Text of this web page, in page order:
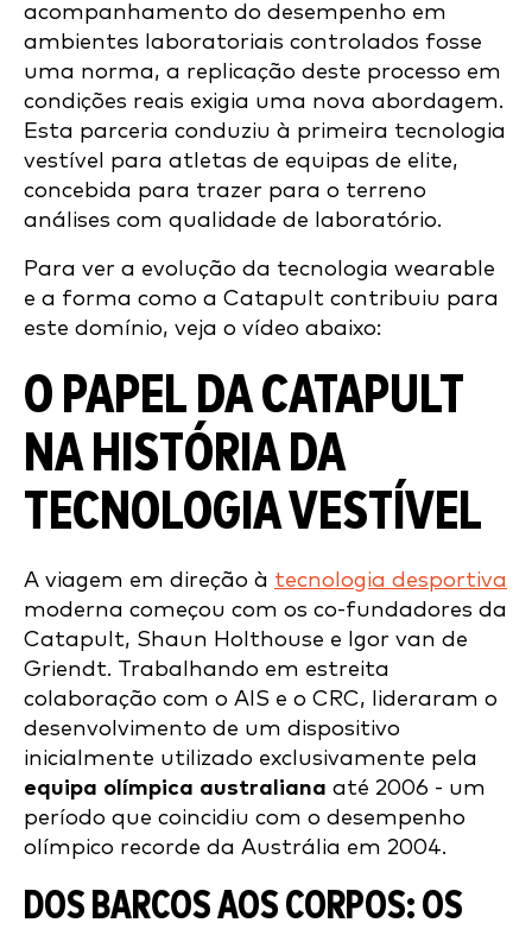
acompanhamento do desempenho em
ambientes laboratoriais controlados fosse
uma norma, a replicação deste processo em
condições reais exigia uma nova abordagem.
Esta parceria conduziu à primeira tecnologia
vestível para atletas de equipas de elite,
concebida para trazer para o terreno
análises com qualidade de laboratório.
Para ver a evolução da tecnologia wearable
e a forma como a Catapult contribuiu para
este domínio, veja o vídeo abaixo:
O PAPEL DA CATAPULT
NA HISTÓRIA DA
TECNOLOGIA VESTÍVEL
A viagem em direção à tecnologia desportiva
moderna começou com os co-fundadores da
Catapult, Shaun Holthouse e Igor van de
Griendt. Trabalhando em estreita
colaboração com o AIS e o CRC, lideraram o
desenvolvimento de um dispositivo
inicialmente utilizado exclusivamente pela
equipa olímpica australiana até 2006 - um
período que coincidiu com o desempenho
olímpico recorde da Austrália em 2004.
DOS BARCOS AOS CORPOS: OS